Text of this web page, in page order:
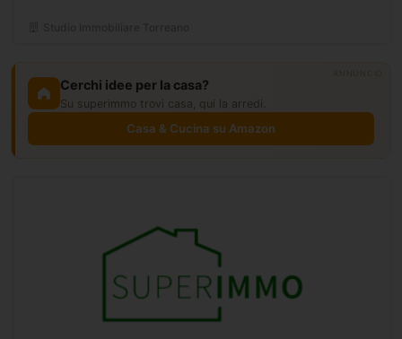
Cerchi idee per la casa?
Su superimmo trovi casa, qui la arredi.
Casa & Cucina su Amazon